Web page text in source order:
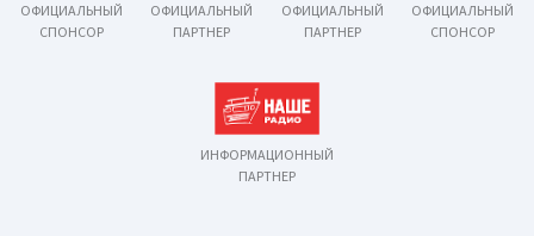
ОФИЦИАЛЬНЫЙ
СПОНСОР
ОФИЦИАЛЬНЫЙ
ПАРТНЕР
ОФИЦИАЛЬНЫЙ
ПАРТНЕР
ОФИЦИАЛЬНЫЙ
СПОНСОР
ИНФОРМАЦИОННЫЙ
ПАРТНЕР